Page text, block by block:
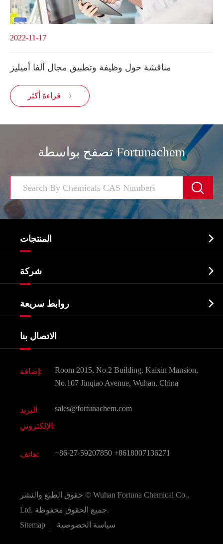
2022-11-17
مناقشة حول وظيفة وتطبيق مجال ألفا أميليز
قراءة أكثر 
تصفح بواسطة Fortunachem

المنتجات 
الصيدلانية وسيطة
البيوكيميائية
Agrochemicals و الوسطيات
مكونات مستحضرات التجميل
النكهات و عطور
الكيميائية CAS
جميع المواد الكيميائية غرامة
شركة 
شهادات و مصنع تظهر
شركة التاريخ
روابط سريعة 
الاتصال بنا
إضافة:
Room 2015, No.2 Building, Kaixin Mansion,
No.107 Jinqiao Avenue, Wuhan, China
البريد
الإلكتروني:
sales@fortunachem.com
هاتف: +86-27-59207850 +8618007136271
حقوق الطبع والنشر © Wuhan Fortuna Chemical Co.,
Ltd.
جميع الحقوق محفوظة.
Sitemap | سياسة الخصوصية